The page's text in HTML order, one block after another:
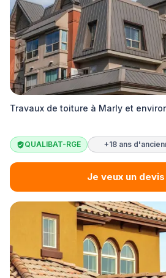
Travaux de toiture à Marly et
QUALIBAT-RGE +18 ans
Je veux un